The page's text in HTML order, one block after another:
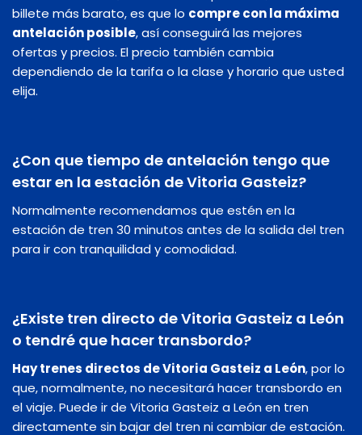
billete más barato, es que lo compre con la máxima
antelación posible, así conseguirá las mejores
ofertas y precios. El precio también cambia
dependiendo de la tarifa o la clase y horario que usted
elija.
¿Con que tiempo de antelación tengo que
estar en la estación de Vitoria Gasteiz?
Normalmente recomendamos que estén en la
estación de tren 30 minutos antes de la salida del tren
para ir con tranquilidad y comodidad.
¿Existe tren directo de Vitoria Gasteiz a León
o tendré que hacer transbordo?
Hay trenes directos de Vitoria Gasteiz a León, por lo
que, normalmente, no necesitará hacer transbordo en
el viaje. Puede ir de Vitoria Gasteiz a León en tren
directamente sin bajar del tren ni cambiar de estación.